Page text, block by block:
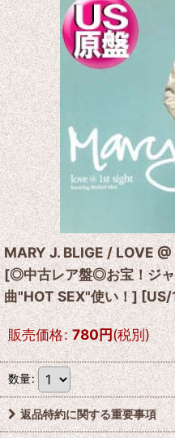
MARY J. BLIGE / LOVE
[◎中古レア盤◎お宝！ジャ
曲"HOT SEX"使い！] [US/
販売価格: 780円(税別)
数量:
返品特約に関する重要事項